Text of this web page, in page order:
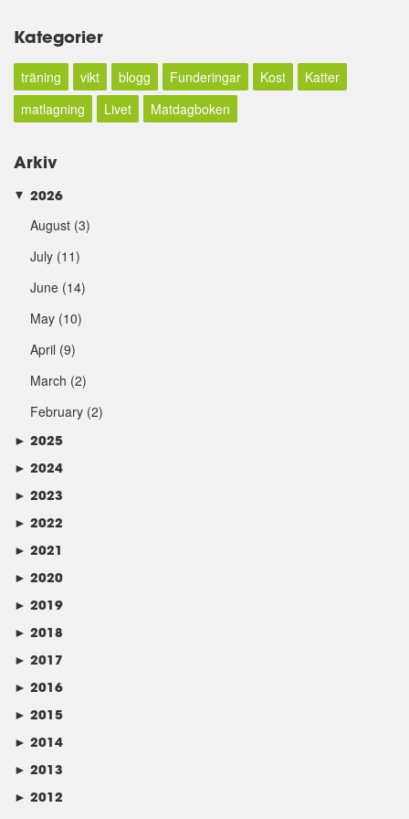
Kategorier
träning vikt blogg Funderingar Kost
Katter
matlagning
Livet Matdagboken
Arkiv
► 2026
August (3)
July (11)
June (14)
May (10)
April (9)
March (2)
February (2)
► 2025
► 2024
► 2023
► 2022
► 2021
► 2020
► 2019
► 2018
► 2017
► 2016
► 2015
► 2014
► 2013
► 2012